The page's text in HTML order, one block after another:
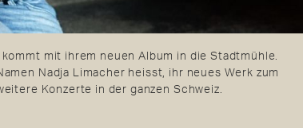
mit ihrem neuen Album in die Stadtmühle.
Nadja Limacher heisst, ihr neues Werk zum
Konzerte in der ganzen Schweiz.